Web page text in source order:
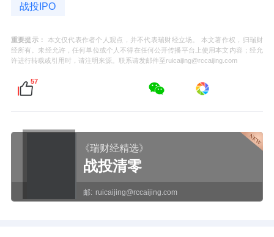
战投IPO
重要提示：
本文仅代表作者个人观点，并不代表瑞财经立场。 本文著作权，归瑞财
经所有。未经允许，任何单位或个人不得在任何公开传播平台上使用本文内容；经允
许进行转载或引用时，请注明来源。联系请发邮件至ruicaijing@rccaijing.com
57
《瑞财经精选》
战投清零
邮: ruicaijing@rccaijing.com